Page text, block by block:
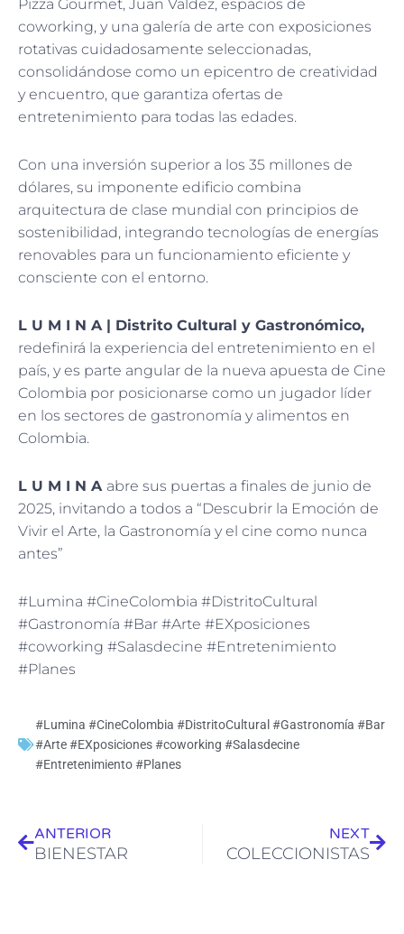
Pizza Gourmet, Juan Valdez, espacios de
coworking, y una galería de arte con exposiciones
rotativas cuidadosamente seleccionadas,
consolidándose como un epicentro de creatividad
y encuentro, que garantiza ofertas de
entretenimiento para todas las edades.
Con una inversión superior a los 35 millones de
dólares, su imponente edificio combina
arquitectura de clase mundial con principios de
sostenibilidad, integrando tecnologías de energías
renovables para un funcionamiento eficiente y
consciente con el entorno.
L U M I N A | Distrito Cultural y Gastronómico,
redefinirá la experiencia del entretenimiento en el
país, y es parte angular de la nueva apuesta de Cine
Colombia por posicionarse como un jugador líder
en los sectores de gastronomía y alimentos en
Colombia.
L U M I N A abre sus puertas a finales de junio de
2025, invitando a todos a “Descubrir la Emoción de
Vivir el Arte, la Gastronomía y el cine como nunca
antes”
#Lumina #CineColombia #DistritoCultural
#Gastronomía #Bar #Arte #EXposiciones
#coworking #Salasdecine #Entretenimiento
#Planes
#Lumina #CineColombia #DistritoCultural #Gastronomía #Bar
#Arte #EXposiciones #coworking #Salasdecine
#Entretenimiento #Planes
ANTERIOR
BIENESTAR
NEXT
COLECCIONISTAS